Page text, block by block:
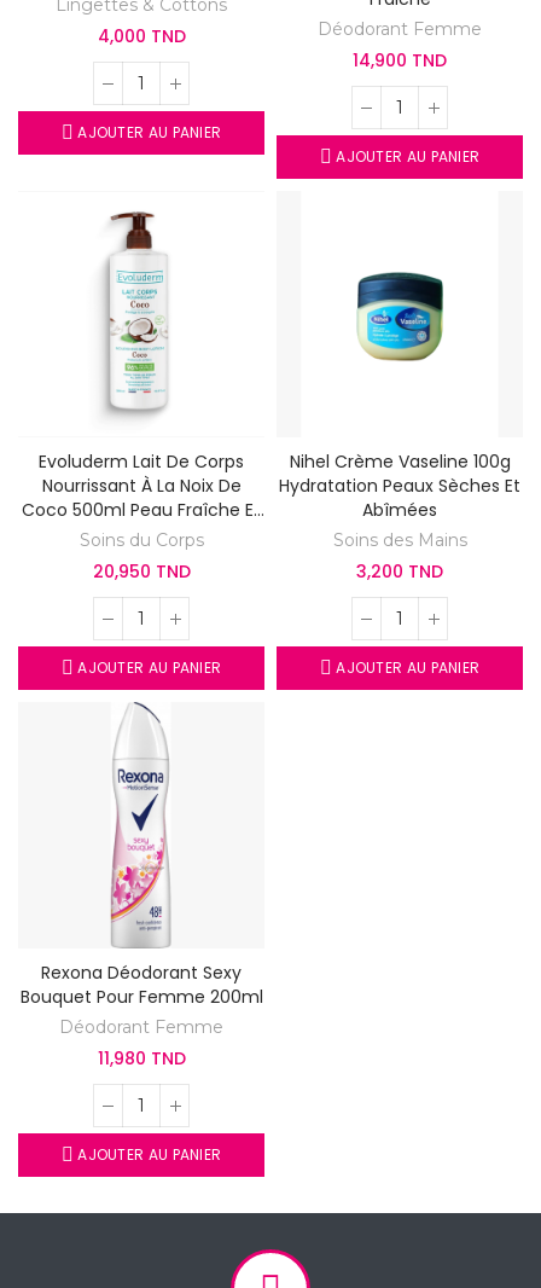
Lingettes & Cottons
4,000 TND
AJOUTER AU PANIER
Déodorant Femme
14,900 TND
AJOUTER AU PANIER
Evoluderm Lait De Corps
Nourrissant À La Noix De
Coco 500ml Peau Fraîche Et
Hydratée
Soins du Corps
20,950 TND
AJOUTER AU PANIER
Nihel Crème Vaseline 100g
Hydratation Peaux Sèches Et
Abîmées
Soins des Mains
3,200 TND
AJOUTER AU PANIER
Rexona Déodorant Sexy
Bouquet Pour Femme 200ml
Déodorant Femme
11,980 TND
AJOUTER AU PANIER